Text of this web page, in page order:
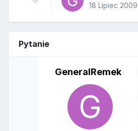
18 Lipiec 2009
Pytanie
GeneralRemek